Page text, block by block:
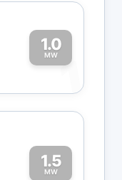
1.0
MW1
1.5
MW